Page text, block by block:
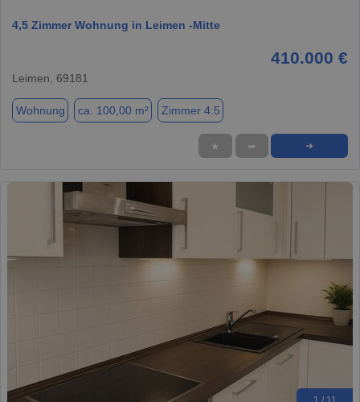
4,5 Zimmer Wohnung in Leimen -Mitte
410.000 €
Leimen, 69181
Wohnung ca. 100,00 m² Zimmer 4.5
★ ➦ ➜